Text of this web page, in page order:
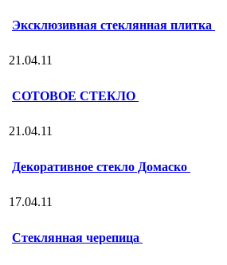
Эксклюзивная стеклянная плитка
21.04.11
СОТОВОЕ СТЕКЛО
21.04.11
Декоративное стекло Домаско
17.04.11
Стеклянная черепица